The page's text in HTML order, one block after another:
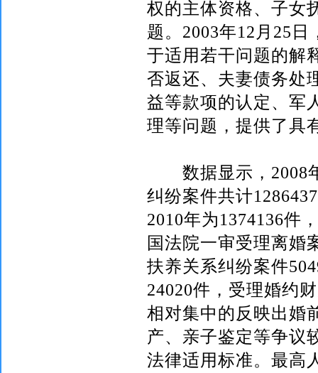
权的主体资格、子女
题。 2003年12 月 25 日
于适用若干问题的解
否返还、夫妻债务处
益等款项的认定、军
理等问题，提供了具
数据显示， 2008
纠纷案件共计1286437
2010年为1374136件
国法院一审受理离婚
扶养关系纠纷案件
24020件，受理婚约
相对集中的反映出婚
产、亲子鉴定等争议
法律适用标准。最高